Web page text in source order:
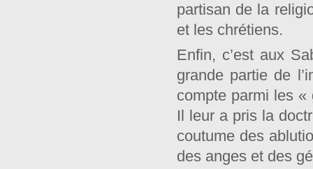
partisan de la
et les chrétiens.
Enfin, c’est aux
grande partie de
compte parmi les
Il leur a pris la
coutume des
des anges et des